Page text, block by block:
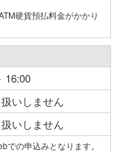
硬貨預払料金がかかり
16:00
いしません
いしません
の申込みとなります。